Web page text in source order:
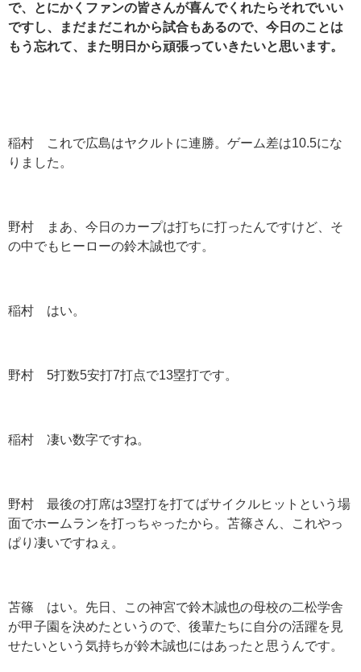
で、とにかくファンの皆さんが喜んでくれたらそれでいい
ですし、まだまだこれから試合もあるので、今日のことは
もう忘れて、また明日から頑張っていきたいと思います。
稲村 これで広島はヤクルトに連勝。ゲーム差は10.5にな
りました。
野村 まあ、今日のカープは打ちに打ったんですけど、そ
の中でもヒーローの鈴木誠也です。
稲村 はい。
野村 5打数5安打7打点で13塁打です。
稲村 凄い数字ですね。
野村 最後の打席は3塁打を打てばサイクルヒットという場
面でホームランを打っちゃったから。苫篠さん、これやっ
ぱり凄いですねぇ。
苫篠 はい。先日、この神宮で鈴木誠也の母校の二松学舎
が甲子園を決めたというので、後輩たちに自分の活躍を見
せたいという気持ちが鈴木誠也にはあったと思うんです。